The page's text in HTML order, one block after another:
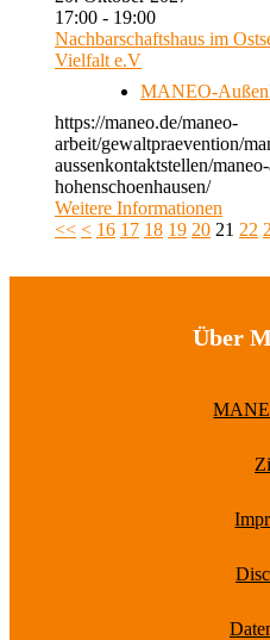
17:00 - 19:00
Nachbarschaftshaus im
Vielfalt e.V
MANEO-
https://maneo.de/maneo-
arbeit/gewaltpraevention/
aussenkontaktstellen/
hohenschoenhausen/
Weitere Informationen
<< < 16 17 18 19 20 21 22
Über